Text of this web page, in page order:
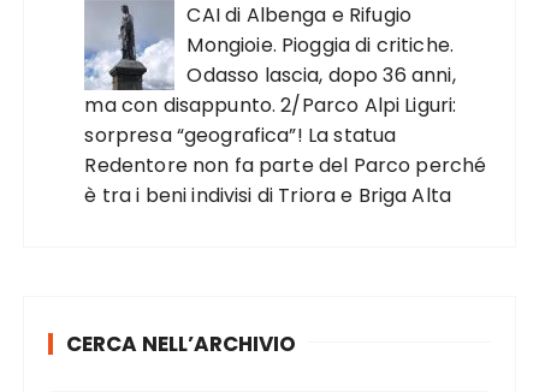
CAI di Albenga e Rifugio
Mongioie. Pioggia di critiche.
Odasso lascia, dopo 36 anni,
ma con disappunto. 2/Parco Alpi Liguri:
sorpresa “geografica”! La statua
Redentore non fa parte del Parco perché
è tra i beni indivisi di Triora e Briga Alta
CERCA NELL’ARCHIVIO